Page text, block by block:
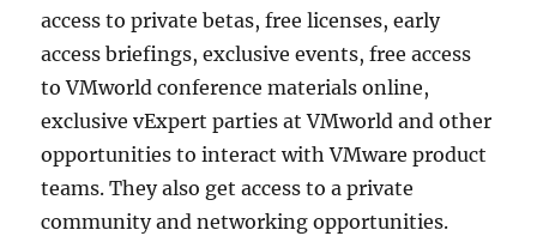
access to private betas, free licenses, early
access briefings, exclusive events, free access
to VMworld conference materials online,
exclusive vExpert parties at VMworld and other
opportunities to interact with VMware product
teams. They also get access to a private
community and networking opportunities.